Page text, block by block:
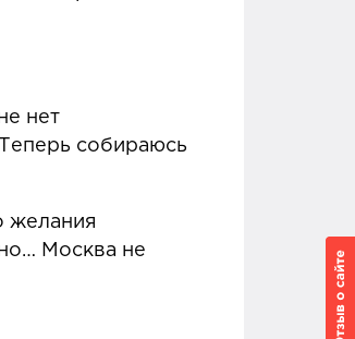
нет
собираюсь
желания
Москва не